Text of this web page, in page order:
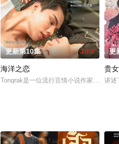
更新第10集 10.0
海洋之恋
Tongrak是一位流行言情小说作家，在为
更
贵
讲述